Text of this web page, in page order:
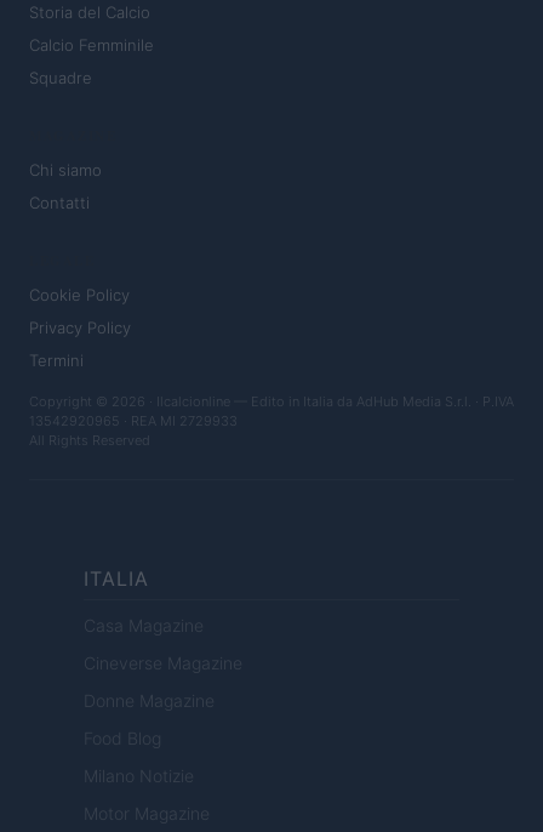
Storia del Calcio
Calcio Femminile
Squadre
Chi siamo
Contatti
Cookie Policy
Privacy Policy
Termini
Copyright © 2026 · Ilcalcionline — Edito in Italia da AdHub Media S.r.l. · P.IVA
13542920965 · REA MI 2729933
All Rights Reserved
ITALIA
Casa Magazine
Cineverse Magazine
Donne Magazine
Food Blog
Milano Notizie
Motor Magazine